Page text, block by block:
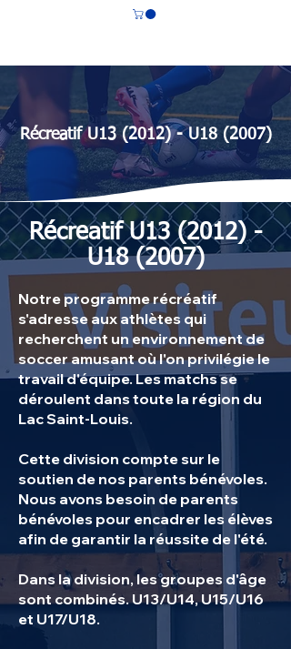
Récreatif U13 (2012) - U18 (2007)
Récreatif U13 (2012) -
U18 (2007)
Notre programme récréatif
s'adresse aux athlètes qui
recherchent un environnement de
soccer amusant où l'on privilégie le
travail d'équipe. Les matchs se
déroulent dans toute la région du
Lac Saint-Louis.
Cette division compte sur le
soutien de nos parents bénévoles.
Nous avons besoin de parents
bénévoles pour encadrer les élèves
afin de garantir la réussite de l'été.
Dans la division, les groupes d'âge
sont combinés. U13/U14, U15/U16
et U17/U18.